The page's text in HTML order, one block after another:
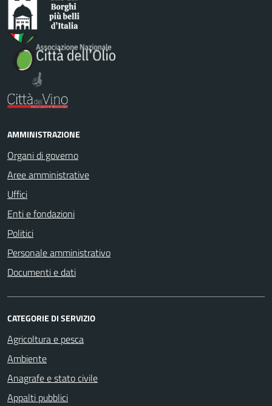
AMMINISTRAZIONE
Organi di governo
Aree amministrative
Uffici
Enti e fondazioni
Politici
Personale amministrativo
Documenti e dati
CATEGORIE DI SERVIZIO
Agricoltura e pesca
Ambiente
Anagrafe e stato civile
Appalti pubblici